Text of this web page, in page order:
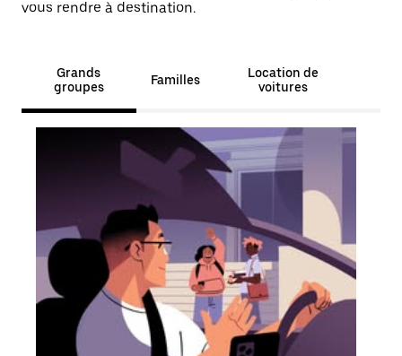
vous rendre à destination.
Grands
groupes
Familles
Location de
voitures